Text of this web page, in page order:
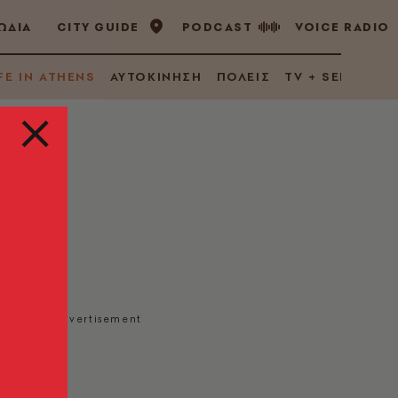
CITY GUIDE PODCAST VOICE RADIO
IN ATHENS ΑΥΤΟΚΙΝΗΣΗ ΠΟΛΕΙΣ TV + SERIES